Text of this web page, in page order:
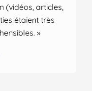
(vidéos, articles,
étaient très
»